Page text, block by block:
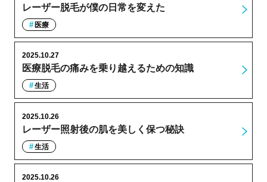
レーザー脱毛が僕の日常を変えた
医療
医療脱毛の痛みを乗り越えるための知識
2025.10.27
生活
レーザー照射後の肌を美しく保つ秘訣
2025.10.26
生活
2025.10.26